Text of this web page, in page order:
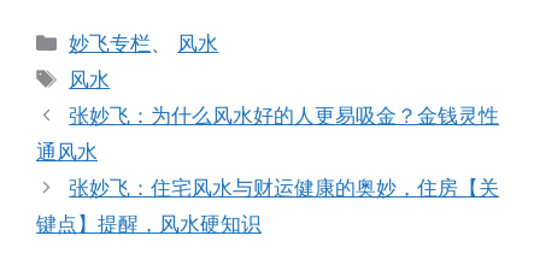
分
类
妙飞专栏、 风水
标
签
风水
张妙飞：为什么风水好的人更易吸金？金钱灵性
通风水
张妙飞：住宅风水与财运健康的奥妙，住房【关
键点】提醒，风水硬知识